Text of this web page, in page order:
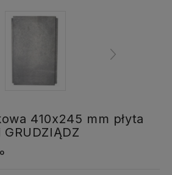
410x245 mm płyta